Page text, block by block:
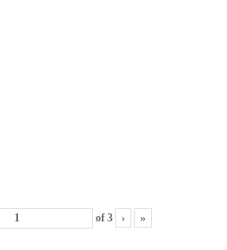
of 3 › »